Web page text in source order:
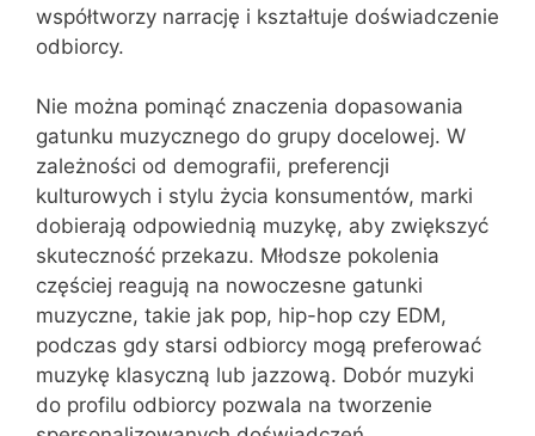
współtworzy narrację i kształtuje doświadczenie
odbiorcy.
Nie można pominąć znaczenia dopasowania
gatunku muzycznego do grupy docelowej. W
zależności od demografii, preferencji
kulturowych i stylu życia konsumentów, marki
dobierają odpowiednią muzykę, aby zwiększyć
skuteczność przekazu. Młodsze pokolenia
częściej reagują na nowoczesne gatunki
muzyczne, takie jak pop, hip-hop czy EDM,
podczas gdy starsi odbiorcy mogą preferować
muzykę klasyczną lub jazzową. Dobór muzyki
do profilu odbiorcy pozwala na tworzenie